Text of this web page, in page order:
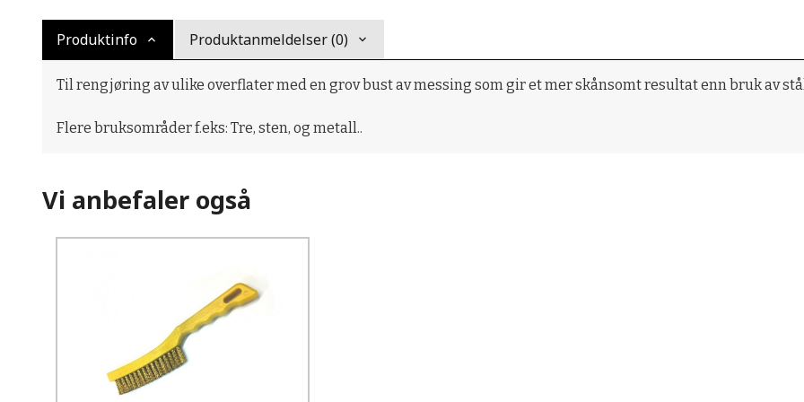
Produktinfo Produktanmeldelser (0)
Til rengjøring av ulike overflater med en grov bust av messing som gir et mer skånsomt resultat enn bruk av
Flere bruksområder f.eks: Tre, sten, og metall..
Vi anbefaler også
Kjøp